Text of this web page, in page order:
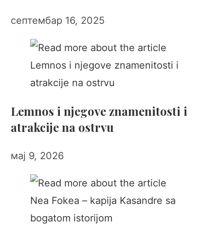
септембар 16, 2025
Lemnos i njegove znamenitosti i
atrakcije na ostrvu
мај 9, 2026